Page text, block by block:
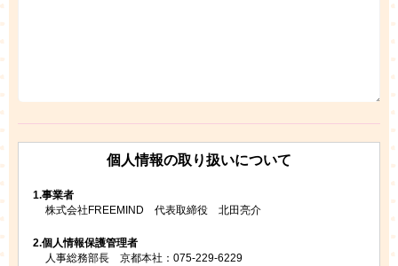
個人情報の取り扱いについて
1.事業者
株式会社FREEMIND 代表取締役 北田亮介
2.個人情報保護管理者
人事総務部長 京都本社：075-229-6229